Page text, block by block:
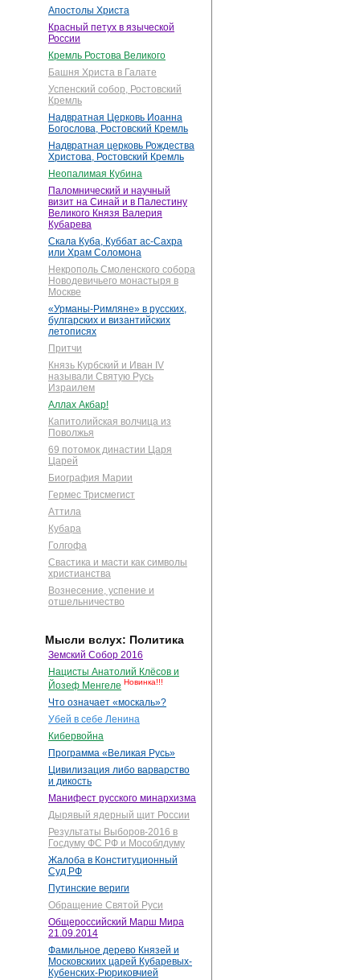
Апостолы Христа
Красный петух в языческой
России
Кремль Ростова Великого
Башня Христа в Галате
Успенский собор, Ростовский
Кремль
Надвратная Церковь Иоанна
Богослова, Ростовский Кремль
Надвратная церковь Рождества
Христова, Ростовский Кремль
Неопалимая Кубина
Паломнический и научный
визит на Синай и в Палестину
Великого Князя Валерия
Кубарева
Скала Куба, Куббат ас-Сахра
или Храм Соломона
Некрополь Смоленского собора
Новодевичьего монастыря в
Москве
«Урманы-Римляне» в русских,
булгарских и византийских
летописях
Притчи
Князь Курбский и Иван IV
называли Святую Русь
Израилем
Аллах Акбар!
Капитолийская волчица из
Поволжья
69 потомок династии Царя
Царей
Биография Марии
Гермес Трисмегист
Аттила
Кубара
Голгофа
Свастика и масти как символы
христианства
Вознесение, успение и
отшельничество
Мысли вслух: Политика
Земский Собор 2016
Нацисты Анатолий Клёсов и
Йозеф Менгеле Новинка!!!
Что означает «москаль»?
Убей в себе Ленина
Кибервойна
Программа «Великая Русь»
Цивилизация либо варварство
и дикость
Манифест русского минархизма
Дырявый ядерный щит России
Результаты Выборов-2016 в
Госдуму ФС РФ и Мособлдуму
Жалоба в Конституционный
Суд РФ
Путинские вериги
Обращение Святой Руси
Общероссийский Марш Мира
21.09.2014
Фамильное дерево Князей и
Московскиих царей Кубаревых-
Кубенских-Рюриковчией